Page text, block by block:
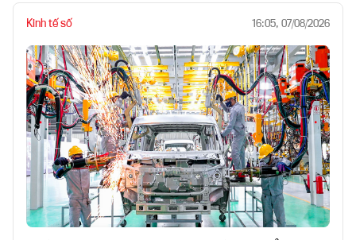
Kinh tế số 16:05, 07/08/2026